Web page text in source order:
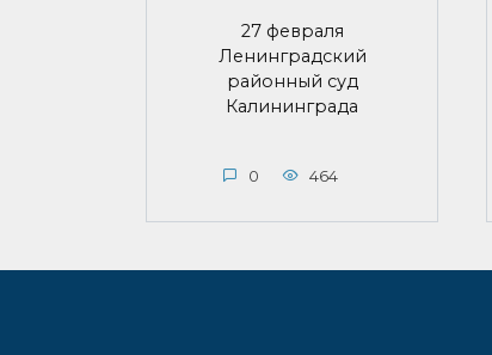
27 февраля
Ленинградский
районный суд
Калининграда
0 464